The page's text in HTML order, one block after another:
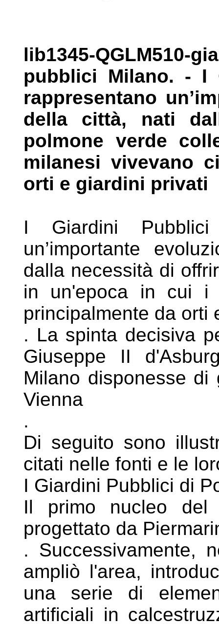
lib1345-
pubblici Milano. - I
rappresentano
della città, nati
polmone verde
milanesi vivevano
orti e giardini privati
I Giardini
un’importante
dalla necessità di
in un'epoca in cui i
principalmente da orti
. La spinta decisiva
Giuseppe II
Milano disponesse
Vienna
.
Di seguito sono
citati nelle fonti e le
I Giardini Pubblici di
Il primo nucleo del
progettato da
. Successivamente,
ampliò l'area,
una serie di
artificiali in